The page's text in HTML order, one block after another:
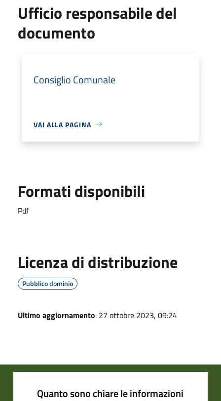
Ufficio responsabile del
documento
Consiglio Comunale
VAI ALLA PAGINA
Formati disponibili
Pdf
Licenza di distribuzione
Pubblico dominio
Ultimo aggiornamento: 27 ottobre 2023, 09:24
Quanto sono chiare le informazioni